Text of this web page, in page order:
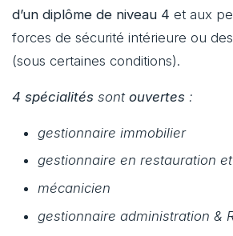
d’un diplôme de niveau 4 et aux
forces de sécurité intérieure ou
(sous certaines conditions).
4 spécialités sont ouvertes :
gestionnaire immobilier
gestionnaire en restauration
mécanicien
gestionnaire administration &